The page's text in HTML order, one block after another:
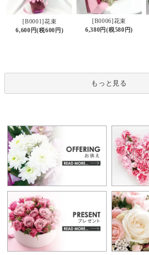
[B0001]花束
6,600円(税600円)
[B0006]花束
6,380円(税580円)
もっと見る